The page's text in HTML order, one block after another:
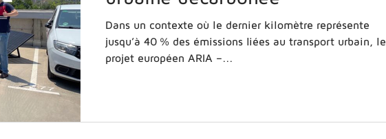
Dans un contexte où le dernier kilomètre représente
jusqu’à 40 % des émissions liées au transport urbain, le
projet européen ARIA –...